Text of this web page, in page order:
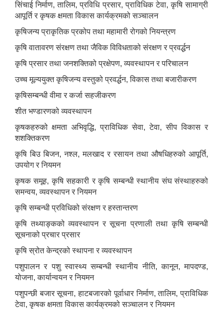
सिंचाई निर्माण, तालिम, प्रविधि प्रसार, प्राविधिक टेवा, कृषि सामाग्री
आपूर्ति र कृषक क्षमता विकास कार्यक्रमको सञ्चालन
कृषिजन्य प्राकृतिक प्रकोप तथा महामारी रोगको नियन्त्रण
कृषि वातावरण संरक्षण तथा जैविक विविधताको संरक्षण र प्रवर्द्धन
कृषि प्रसार तथा जनशक्तिको प्रक्षेपण, व्यवस्थापन र परिचालन
उच्च मूल्ययुक्त कृषिजन्य वस्तुको प्रवर्द्धन, विकास तथा बजारीकरण
कृषिसम्बन्धी वीमा र कर्जा सहजीकरण
शीत भण्डारणको व्यवस्थापन
कृषकहरुको क्षमता अभिवृद्धि, प्राविधिक सेवा, टेवा, सीप विकास र
शशक्तिकरण
कृषि बिउ बिजन, नश्ल, मलखाद र रसायन तथा औषधिहरुको आपूर्ति,
उपयोग र नियमन
कृषक समूह, कृषि सहकारी र कृषि सम्बन्धी स्थानीय संघ संस्थाहरुको
समन्वय, व्यवस्थापन र नियमन
कृषि सम्बन्धी प्रविधिको संरक्षण र हस्तान्तरण
कृषि तथ्याङ्कको व्यवस्थापन र सूचना प्रणाली तथा कृषि सम्बन्धी
सूचनाको प्रचार प्रसार
कृषि स्रोत केन्द्रको स्थापना र व्यवस्थापन
पशुपालन र पशु स्वास्थ्य सम्बन्धी स्थानीय नीति, कानून, मापदण्ड,
योजना, कार्यान्वयन र नियमन
पशुपन्छी बजार सूचना, हाटबजारको पूर्वाधार निर्माण, तालिम, प्राविधिक
टेवा, कृषक क्षमता विकास कार्यक्रमको सञ्चालन र नियमन